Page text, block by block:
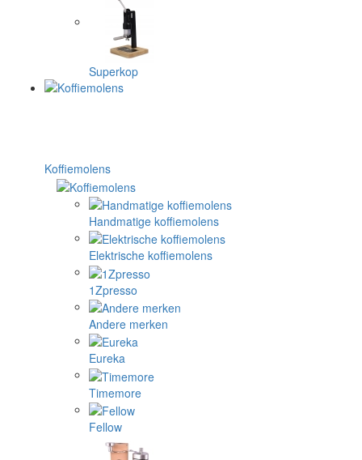
Superkop
Koffiemolens
Handmatige koffiemolens
Elektrische koffiemolens
1Zpresso
Andere merken
Eureka
Timemore
Fellow